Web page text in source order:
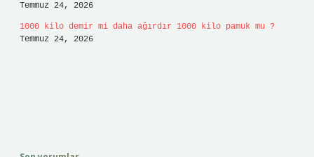
Temmuz 24, 2026
1000 kilo demir mi daha ağırdır 1000 kilo pamuk mu ?
Temmuz 24, 2026